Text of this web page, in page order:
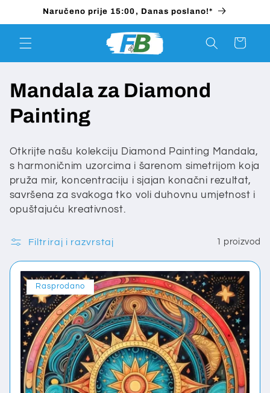
sadržaj
Naručeno prije 15:00, Danas poslano!*
Košarica
K
o
e
k
c
i
j
Mandala za Diamond
Painting
Otkrijte našu kolekciju Diamond Painting Mandala,
s harmoničnim uzorcima i šarenom simetrijom koja
pruža mir, koncentraciju i sjajan konačni rezultat,
savršena za svakoga tko voli duhovnu umjetnost i
opuštajuću kreativnost.
Filtriraj i razvrstaj 1 proizvod
Rasprodano